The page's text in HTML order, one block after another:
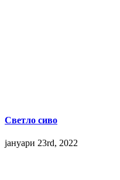
Светло сиво
јануари 23rd, 2022